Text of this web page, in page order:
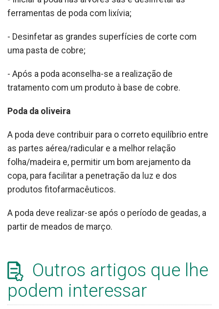
ferramentas de poda com lixívia;
- Desinfetar as grandes superfícies de corte com
uma pasta de cobre;
- Após a poda aconselha-se a realização de
tratamento com um produto à base de cobre.
Poda da oliveira
A poda deve contribuir para o correto equilíbrio entre
as partes aérea/radicular e a melhor relação
folha/madeira e, permitir um bom arejamento da
copa, para facilitar a penetração da luz e dos
produtos fitofarmacêuticos.
A poda deve realizar-se após o período de geadas, a
partir de meados de março.
Outros artigos que lhe
podem interessar